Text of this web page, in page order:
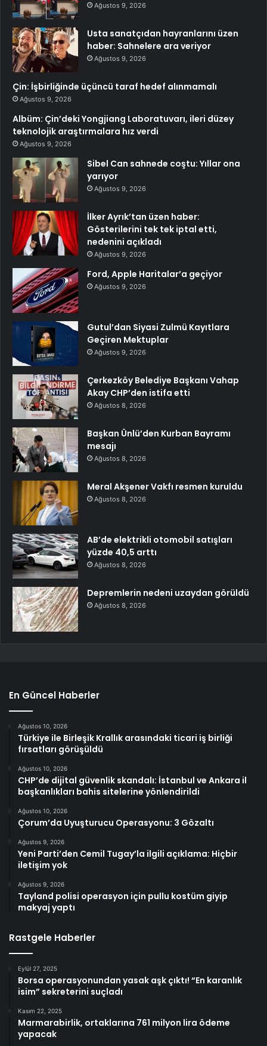
Ağustos 9, 2026
Usta sanatçıdan hayranlarını üzen
haber: Sahnelere ara veriyor
Ağustos 9, 2026
Çin: İşbirliğinde üçüncü taraf hedef alınmamalı
Ağustos 9, 2026
Albüm: Çin’deki Yongjiang Laboratuvarı, ileri düzey
teknolojik araştırmalara hız verdi
Ağustos 9, 2026
Sibel Can sahnede coştu: Yıllar ona
yarıyor
Ağustos 9, 2026
İlker Ayrık’tan üzen haber:
Gösterilerini tek tek iptal etti,
nedenini açıkladı
Ağustos 9, 2026
Ford, Apple Haritalar’a geçiyor
Ağustos 9, 2026
Gutul’dan Siyasi Zulmü Kayıtlara
Geçiren Mektuplar
Ağustos 9, 2026
Çerkezköy Belediye Başkanı Vahap
Akay CHP’den istifa etti
Ağustos 8, 2026
Başkan Ünlü’den Kurban Bayramı
mesajı
Ağustos 8, 2026
Meral Akşener Vakfı resmen kuruldu
Ağustos 8, 2026
AB’de elektrikli otomobil satışları
yüzde 40,5 arttı
Ağustos 8, 2026
Depremlerin nedeni uzaydan görüldü
Ağustos 8, 2026
En Güncel Haberler
Ağustos 10, 2026
Türkiye ile Birleşik Krallık arasındaki ticari iş birliği
fırsatları görüşüldü
Ağustos 10, 2026
CHP’de dijital güvenlik skandalı: İstanbul ve Ankara il
başkanlıkları bahis sitelerine yönlendirildi
Ağustos 10, 2026
Çorum’da Uyuşturucu Operasyonu: 3 Gözaltı
Ağustos 9, 2026
Yeni Parti’den Cemil Tugay’la ilgili açıklama: Hiçbir
iletişim yok
Ağustos 9, 2026
Tayland polisi operasyon için pullu kostüm giyip
makyaj yaptı
Rastgele Haberler
Eylül 27, 2025
Borsa operasyonundan yasak aşk çıktı! “En karanlık
isim” sekreterini suçladı
Kasım 22, 2025
Marmarabirlik, ortaklarına 761 milyon lira ödeme
yapacak